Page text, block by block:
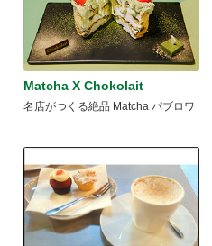
Matcha X Chokolait
名店がつくる絶品 Matcha パブロワ